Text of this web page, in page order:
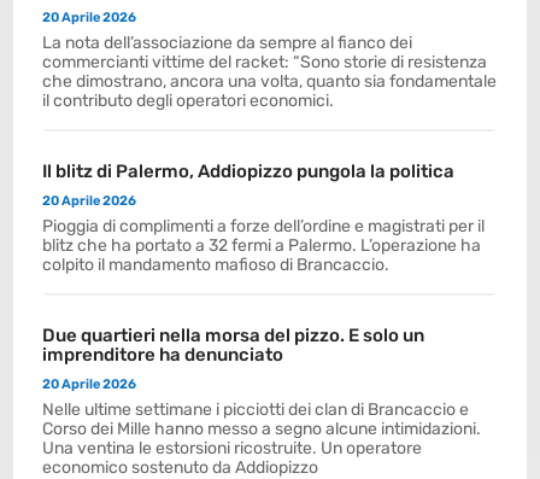
20 Aprile 2026
La nota dell’associazione da sempre al fianco dei
commercianti vittime del racket: “Sono storie di resistenza
che dimostrano, ancora una volta, quanto sia fondamentale
il contributo degli operatori economici.
Il blitz di Palermo, Addiopizzo pungola la politica
20 Aprile 2026
Pioggia di complimenti a forze dell’ordine e magistrati per il
blitz che ha portato a 32 fermi a Palermo. L’operazione ha
colpito il mandamento mafioso di Brancaccio.
Due quartieri nella morsa del pizzo. E solo un
imprenditore ha denunciato
20 Aprile 2026
Nelle ultime settimane i picciotti dei clan di Brancaccio e
Corso dei Mille hanno messo a segno alcune intimidazioni.
Una ventina le estorsioni ricostruite. Un operatore
economico sostenuto da Addiopizzo